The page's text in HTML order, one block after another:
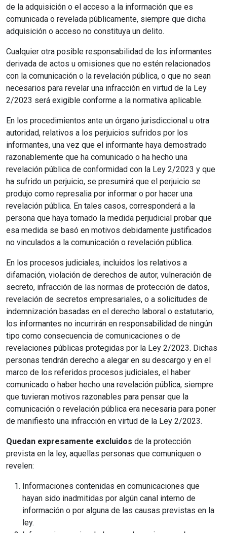
de la adquisición o el acceso a la información que es
comunicada o revelada públicamente, siempre que dicha
adquisición o acceso no constituya un delito.
Cualquier otra posible responsabilidad de los informantes
derivada de actos u omisiones que no estén relacionados
con la comunicación o la revelación pública, o que no sean
necesarios para revelar una infracción en virtud de la Ley
2/2023 será exigible conforme a la normativa aplicable.
En los procedimientos ante un órgano jurisdiccional u otra
autoridad, relativos a los perjuicios sufridos por los
informantes, una vez que el informante haya demostrado
razonablemente que ha comunicado o ha hecho una
revelación pública de conformidad con la Ley 2/2023 y que
ha sufrido un perjuicio, se presumirá que el perjuicio se
produjo como represalia por informar o por hacer una
revelación pública. En tales casos, corresponderá a la
persona que haya tomado la medida perjudicial probar que
esa medida se basó en motivos debidamente justificados
no vinculados a la comunicación o revelación pública.
En los procesos judiciales, incluidos los relativos a
difamación, violación de derechos de autor, vulneración de
secreto, infracción de las normas de protección de datos,
revelación de secretos empresariales, o a solicitudes de
indemnización basadas en el derecho laboral o estatutario,
los informantes no incurrirán en responsabilidad de ningún
tipo como consecuencia de comunicaciones o de
revelaciones públicas protegidas por la Ley 2/2023. Dichas
personas tendrán derecho a alegar en su descargo y en el
marco de los referidos procesos judiciales, el haber
comunicado o haber hecho una revelación pública, siempre
que tuvieran motivos razonables para pensar que la
comunicación o revelación pública era necesaria para poner
de manifiesto una infracción en virtud de la Ley 2/2023.
Quedan expresamente excluidos de la protección
prevista en la ley, aquellas personas que comuniquen o
revelen:
Informaciones contenidas en comunicaciones que
hayan sido inadmitidas por algún canal interno de
información o por alguna de las causas previstas en la
ley.